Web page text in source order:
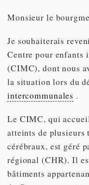
Monsieur le
Je souhaiterais
Centre pour enfants
(CIMC), dont nous
la situation lors du
intercommunales .
Le CIMC, qui
atteints de plusieurs
cérébraux, est géré
régional (CHR). Il
bâtiments